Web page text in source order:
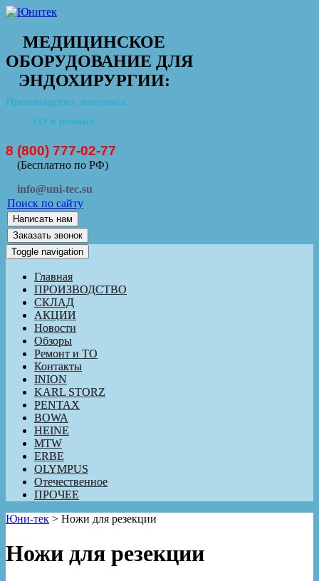
МЕДИЦИНСКОЕ
ОБОРУДОВАНИЕ ДЛЯ
ЭНДОХИРУРГИИ:
Производство, поставка,
ТО и ремонт
8 (800) 777-02-77
(Бесплатно по РФ)
info@uni-tec.su
Поиск по сайту
Написать нам
Заказать звонок
Toggle navigation
Главная
ПРОИЗВОДСТВО
СКЛАД
АКЦИИ
Новости
Обзоры
Ремонт и ТО
Контакты
INION
KARL STORZ
PENTAX
BOWA
HEINE
MTW
ERBE
OLYMPUS
Отечественное
ПРОЧЕЕ
Юни-тек > Ножи для резекции
Ножи для резекции